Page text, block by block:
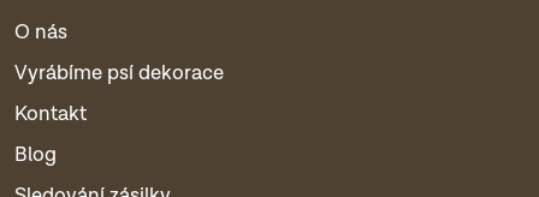
O nás
Vyrábíme psí dekorace
Kontakt
Blog